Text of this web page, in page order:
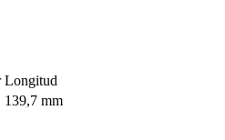
Longitud
139,7 mm